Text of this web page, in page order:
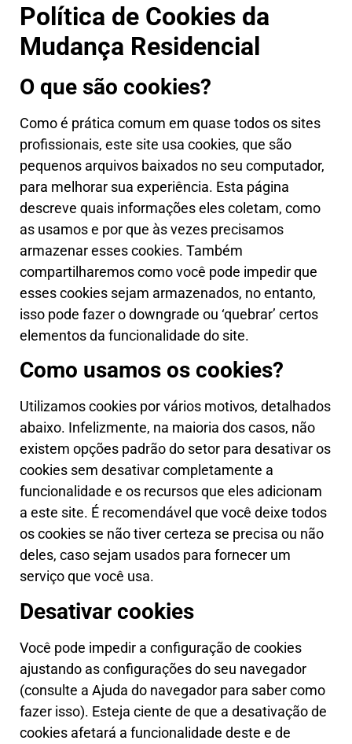
Política de Cookies da
Mudança Residencial
O que são cookies?
Como é prática comum em quase todos os sites
profissionais, este site usa cookies, que são
pequenos arquivos baixados no seu computador,
para melhorar sua experiência. Esta página
descreve quais informações eles coletam, como
as usamos e por que às vezes precisamos
armazenar esses cookies. Também
compartilharemos como você pode impedir que
esses cookies sejam armazenados, no entanto,
isso pode fazer o downgrade ou ‘quebrar’ certos
elementos da funcionalidade do site.
Como usamos os cookies?
Utilizamos cookies por vários motivos, detalhados
abaixo. Infelizmente, na maioria dos casos, não
existem opções padrão do setor para desativar os
cookies sem desativar completamente a
funcionalidade e os recursos que eles adicionam
a este site. É recomendável que você deixe todos
os cookies se não tiver certeza se precisa ou não
deles, caso sejam usados para fornecer um
serviço que você usa.
Desativar cookies
Você pode impedir a configuração de cookies
ajustando as configurações do seu navegador
(consulte a Ajuda do navegador para saber como
fazer isso). Esteja ciente de que a desativação de
cookies afetará a funcionalidade deste e de